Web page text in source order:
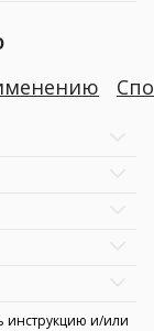
инструкцию и/или